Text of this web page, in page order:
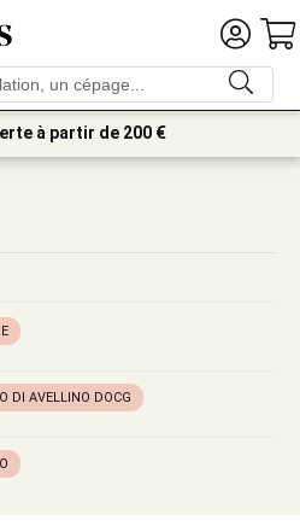
à partir de 200 €
DI AVELLINO DOCG